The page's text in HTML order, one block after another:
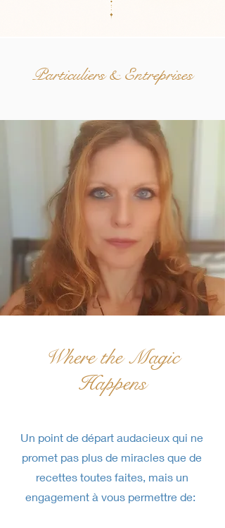
Particuliers&Entreprises
Where the Magic
Happens
Un point de départ audacieux qui ne
promet pas plus de miracles que de
recettes toutes faites, mais un
engagement à vous permettre de: